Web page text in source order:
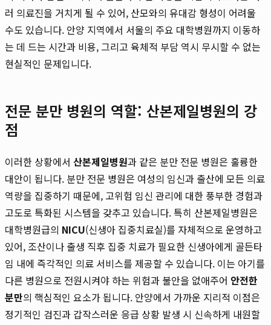
러 의료진을 거치게 될 수 있어, 산모와의 유대감 형성이 어려울
수도 있습니다. 안양 지역에서 서울의 주요 대학병원까지 이동하
는 데 드는 시간과 비용, 그리고 육체적 부담 역시 무시할 수 없는
현실적인 문제입니다.
전문 분만 병원의 역할: 산본제일병원의 강
점
이러한 상황에서 산본제일병원과 같은 분만 전문 병원은 훌륭한
대안이 됩니다. 분만 전문 병원은 여성의 임신과 출산에 모든 의료
역량을 집중하기 때문에, 고위험 임신 관리에 대한 풍부한 경험과
고도로 특화된 시스템을 갖추고 있습니다. 특히 산본제일병원은
대학병원급의 NICU(신생아 집중치료실)를 자체적으로 운영하고
있어, 조산이나 출생 직후 집중 치료가 필요한 신생아에게 골든타
임 내에 즉각적인 의료 서비스를 제공할 수 있습니다. 이는 아기를
다른 병원으로 전원시켜야 하는 위험과 불안을 없애주어 안전한
분만의 핵심적인 요소가 됩니다. 안양에서 가까운 지리적 이점은
정기적인 검진과 갑작스러운 응급 상황 발생 시 신속하게 내원할